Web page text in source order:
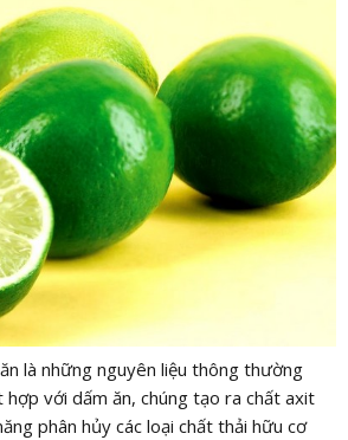
là những nguyên liệu thông thường
hợp với dấm ăn, chúng tạo ra chất axit
phân hủy các loại chất thải hữu cơ